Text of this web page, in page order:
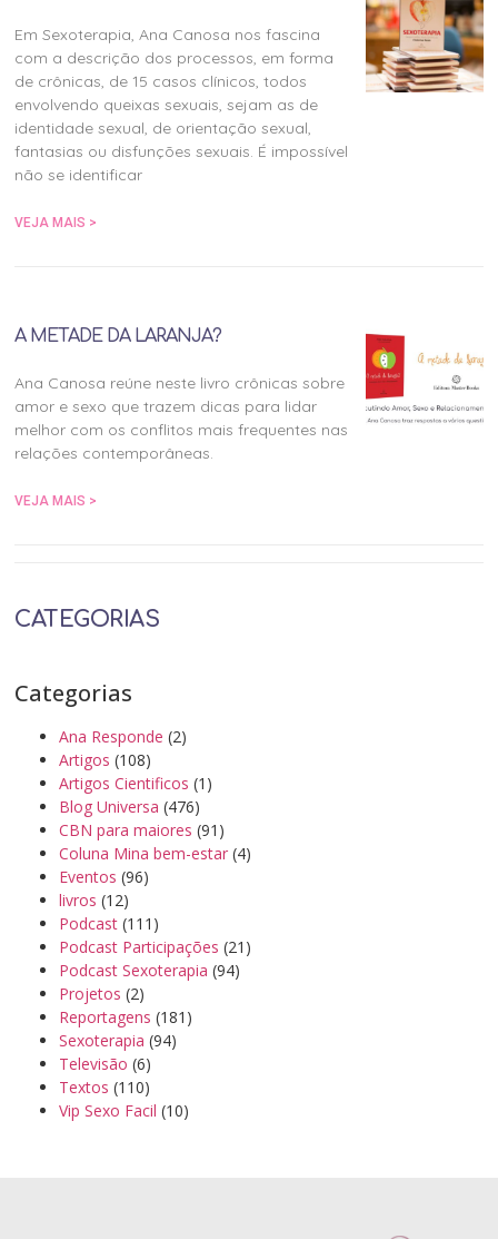
Em Sexoterapia, Ana Canosa nos fascina
com a descrição dos processos, em forma
de crônicas, de 15 casos clínicos, todos
envolvendo queixas sexuais, sejam as de
identidade sexual, de orientação sexual,
fantasias ou disfunções sexuais. É impossível
não se identificar
VEJA MAIS >
A METADE DA LARANJA?
Ana Canosa reúne neste livro crônicas sobre
amor e sexo que trazem dicas para lidar
melhor com os conflitos mais frequentes nas
relações contemporâneas.
VEJA MAIS >
CATEGORIAS
Categorias
Ana Responde (2)
Artigos (108)
Artigos Cientificos (1)
Blog Universa (476)
CBN para maiores (91)
Coluna Mina bem-estar (4)
Eventos (96)
livros (12)
Podcast (111)
Podcast Participações (21)
Podcast Sexoterapia (94)
Projetos (2)
Reportagens (181)
Sexoterapia (94)
Televisão (6)
Textos (110)
Vip Sexo Facil (10)